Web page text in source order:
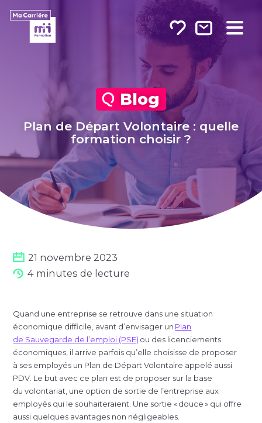
Blog
Plan de Départ Volontaire : quelle
formation choisir ?
21 novembre 2023
4 minutes de lecture
Quand une entreprise se retrouve dans une situation
économique difficile, avant d’envisager un Plan
de Sauvegarde de l’emploi (PSE) ou des licenciements
économiques, il arrive parfois qu’elle choisisse de proposer
à ses employés un Plan de Départ Volontaire appelé aussi
PDV. Le but avec ce plan est de proposer sur la base
du volontariat, une option de sortie de l’entreprise aux
employés qui le souhaiteraient. Une sortie « douce » qui offre
aussi quelques avantages non négligeables.